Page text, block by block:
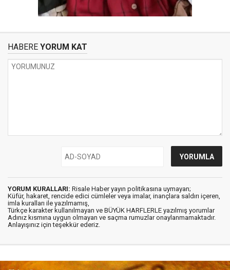
HABERE YORUM KAT
YORUM KURALLARI: Risale Haber yayın politikasına uymayan;
Küfür, hakaret, rencide edici cümleler veya imalar, inançlara saldırı içeren,
imla kuralları ile yazılmamış,
Türkçe karakter kullanılmayan ve BÜYÜK HARFLERLE yazılmış yorumlar
Adınız kısmına uygun olmayan ve saçma rumuzlar onaylanmamaktadır.
Anlayışınız için teşekkür ederiz.